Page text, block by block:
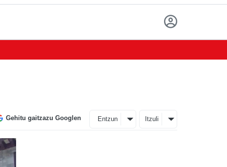
Gehitu gaitzazu Googlen Entzun Itzuli